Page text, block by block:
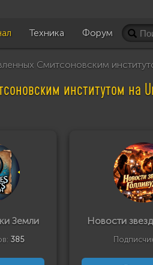
Техника Форум
Смитсоновским
институтом на
Земли
385
Новости